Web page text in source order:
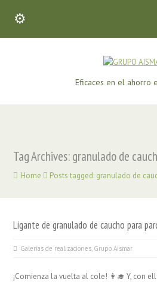
Eficaces en el ahorro
Tag Archives: granulado de
Home Posts tagged: granulado de
Ligante de granulado de caucho para
Galerías de realizaciones, Grupo Aismar
¡Comienza la vuelta al cole! 👩‍🎓 Y, con